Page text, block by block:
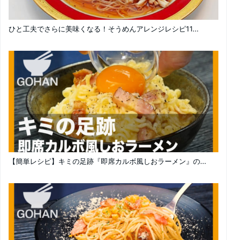
ひと工夫でさらに美味くなる！そうめんアレンジレシピ11...
【簡単レシピ】キミの足跡『即席カルボ風しおラーメン』の...